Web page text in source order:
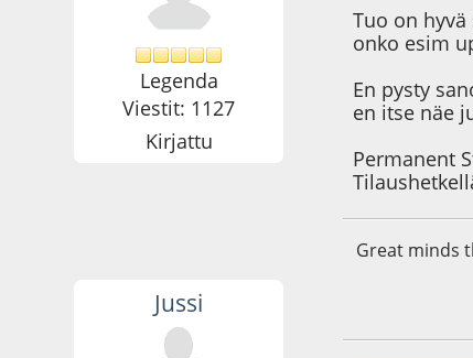
Legenda
Viestit: 1127
Kirjattu
Tuo on
onko esim
En pysty
en itse näe
Permanent
Great minds
Jussi